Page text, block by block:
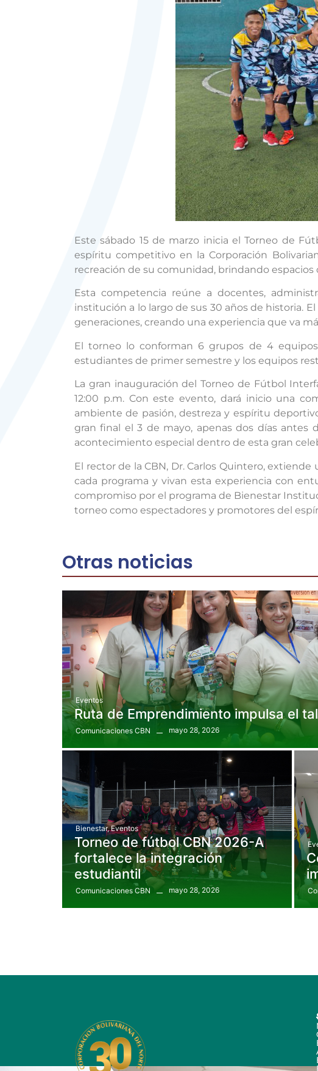
Este sábado 15 de marzo inicia el Torneo de
espíritu competitivo en la Corporación
recreación de su comunidad, brindando
Esta competencia reúne a docentes,
institución a lo largo de sus 30 años de historia.
generaciones, creando una experiencia que va
El torneo lo conforman 6 grupos de 4
estudiantes de primer semestre y los equipos
La gran inauguración del Torneo de Fútbol
12:00 p.m. Con este evento, dará inicio una
ambiente de pasión, destreza y espíritu
gran final el 3 de mayo, apenas dos días antes
acontecimiento especial dentro de esta gran
El rector de la CBN, Dr. Carlos Quintero,
cada programa y vivan esta experiencia con
compromiso por el programa de Bienestar
torneo como espectadores y promotores del
Otras noticias
Eventos
Ruta de Emprendimiento impulsa el
Comunicaciones CBN mayo 28, 2026
Bienestar, Eventos
Torneo de fútbol CBN 2026-A
fortalece la integración
estudiantil
Comunicaciones CBN mayo 28, 2026